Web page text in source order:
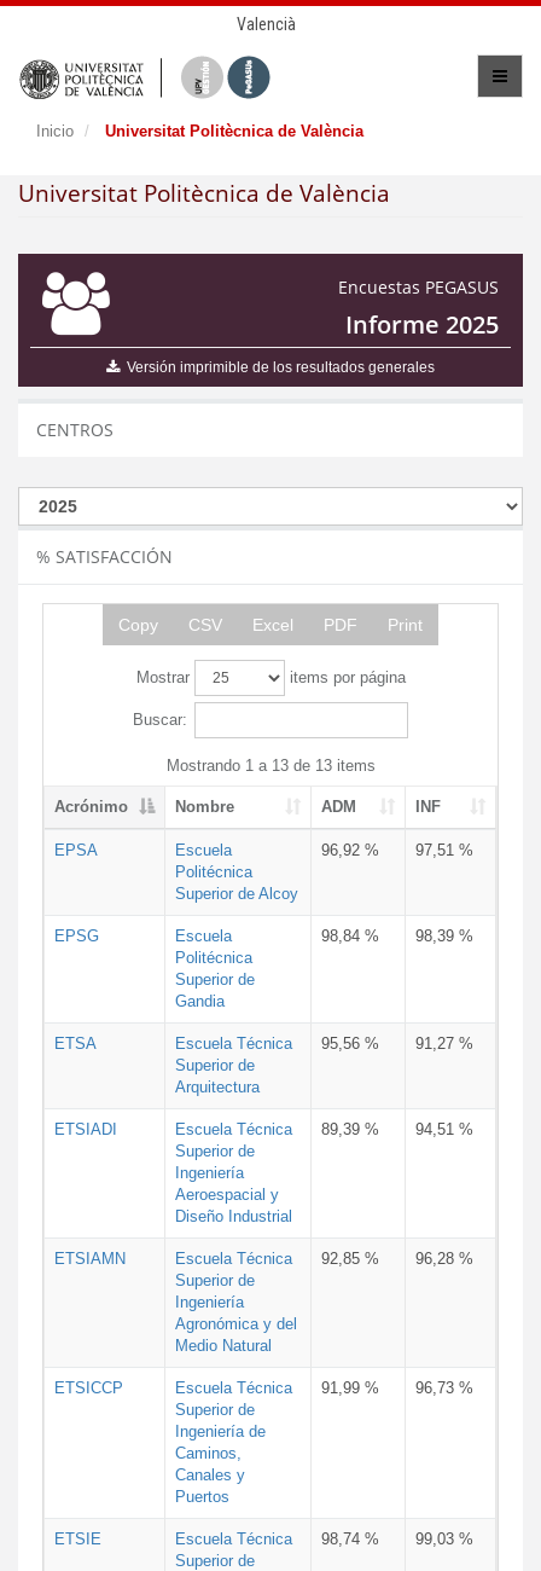
Valencià
Inicio Universitat Politècnica de València
Universitat Politècnica de València
Encuestas PEGASUS
Informe 2025
Versión imprimible de los resultados generales
CENTROS
% SATISFACCIÓN
Copy CSV Excel PDF Print
Mostrar items por página
Buscar:
Mostrando 1 a 13 de 13 items
Acrónimo Nombre ADM INF
EPSA
Escuela
Politécnica
Superior de Alcoy
96,92 % 97,51 %
EPSG
Escuela
Politécnica
Superior de
Gandia
98,84 % 98,39 %
ETSA
Escuela Técnica
Superior de
Arquitectura
95,56 % 91,27 %
ETSIADI
Escuela Técnica
Superior de
Ingeniería
Aeroespacial y
Diseño Industrial
89,39 % 94,51 %
ETSIAMN
Escuela Técnica
Superior de
Ingeniería
Agronómica y del
Medio Natural
92,85 % 96,28 %
ETSICCP
Escuela Técnica
Superior de
Ingeniería de
Caminos,
Canales y
Puertos
91,99 % 96,73 %
ETSIE
Escuela Técnica
Superior de
98,74 % 99,03 %